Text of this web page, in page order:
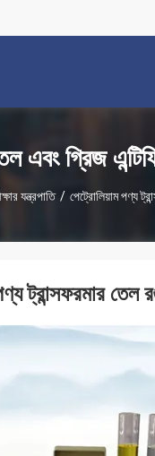
এবং গ্রিজ
যন্ত্রপাতি / পেট্রোলিয়াম পণ্য
ট্রান্সফরমার